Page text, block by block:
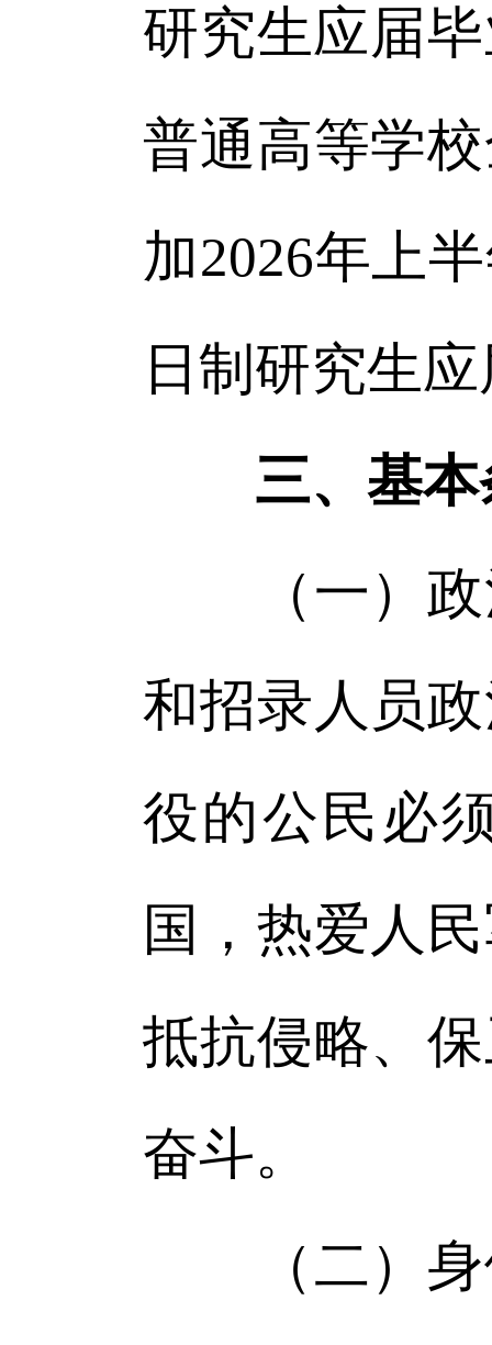
研究生应届
普通高等学
加2026年上
日制研究生
三、基
（一）政
和招录人员
役的公民必
国，热爱人
抵抗侵略、
奋斗。
（二）身